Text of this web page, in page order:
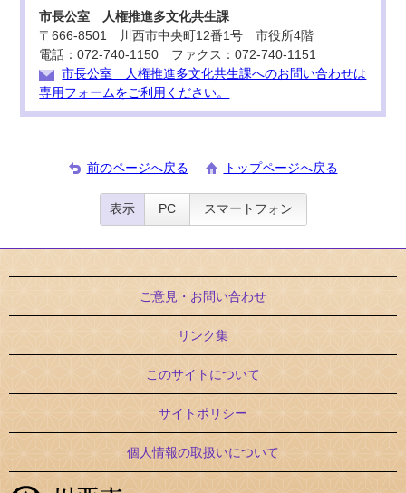
市長公室 人権推進多文化共生課
〒666-8501 川西市中央町12番1号 市役所4階
電話：072-740-1150 ファクス：072-740-1151
市長公室 人権推進多文化共生課へのお問い合わせは
専用フォームをご利用ください。
前のページへ戻る トップページへ戻る
表示 PC スマートフォン
ご意見・お問い合わせ
リンク集
このサイトについて
サイトポリシー
個人情報の取扱いについて